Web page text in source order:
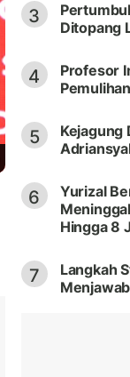
3
Ditopang
4
Profesor
5
Kejagung
6
Yurizal
Hingga 8
7
Langkah